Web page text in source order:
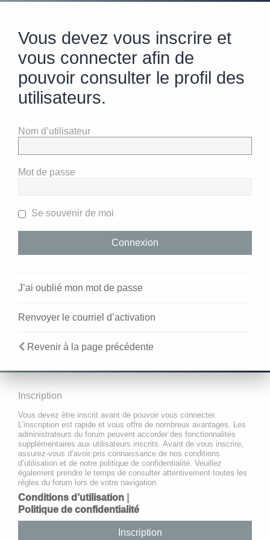
Vous devez vous inscrire et
vous connecter afin de
pouvoir consulter le profil des
utilisateurs.
Nom d’utilisateur
Mot de passe
Se souvenir de moi
J’ai oublié mon mot de passe
Renvoyer le courriel d’activation
Revenir à la page précédente
Inscription
Vous devez être inscrit avant de pouvoir vous connecter.
L’inscription est rapide et vous offre de nombreux avantages. Les
administrateurs du forum peuvent accorder des fonctionnalités
supplémentaires aux utilisateurs inscrits. Avant de vous inscrire,
assurez-vous d’avoir pris connaissance de nos conditions
d’utilisation et de notre politique de confidentialité. Veuillez
également prendre le temps de consulter attentivement toutes les
règles du forum lors de votre navigation.
Conditions d’utilisation
Politique de confidentialité
Inscription